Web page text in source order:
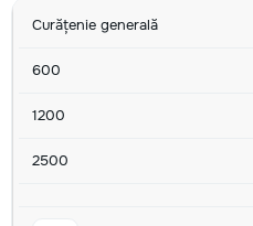
SERVICIU MIN
Curățenie generală
600
1200
2500